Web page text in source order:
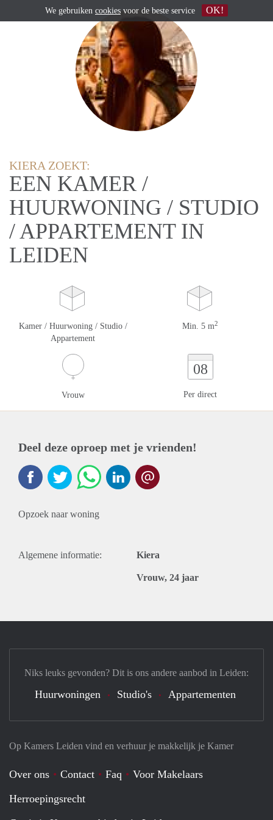
KIERA ZOEKT:
EEN KAMER /
HUURWONING / STUDIO
/ APPARTEMENT IN
LEIDEN
Kamer / Huurwoning / Studio /
Appartement
Min. 5 m2
Vrouw
08
Per direct
Deel deze oproep met je vrienden!
Opzoek naar woning
Algemene informatie: Kiera
Vrouw, 24 jaar
Op Kamers Leiden vind en verhuur je makkelijk je Kamer
Over ons Contact Faq
Voor Makelaars
Herroepingsrecht
Niks leuks gevonden? Dit is ons andere aanbod in Leiden:
Huurwoningen Studio's Appartementen
We gebruiken cookies voor de beste service OK!